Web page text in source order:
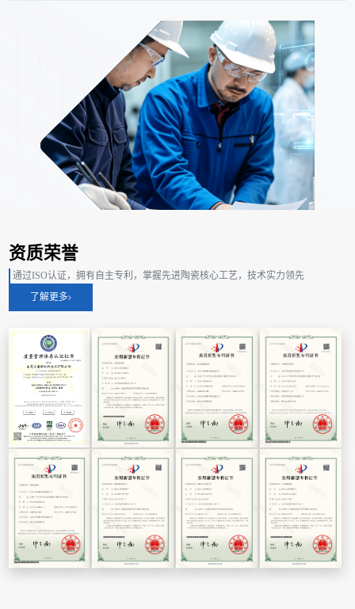
资质荣誉
通过ISO认证，拥有自主专利，掌握先进陶瓷核心工艺，技术实力领先
了解更多